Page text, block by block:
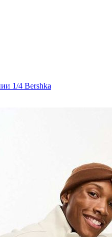
1/4 Bershka